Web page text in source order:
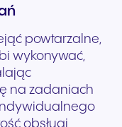
powtarzalne,
wykonywać,
na zadaniach
obsługi